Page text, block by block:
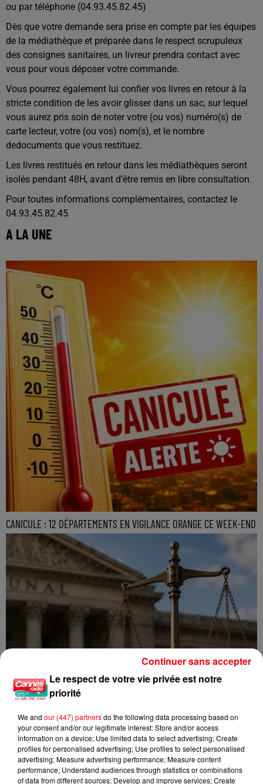
ou par téléphone (04.93.45.82.45)
Dès que votre demande sera prise en compte par les équipes
de la médiathèque et préparée dans le respect scrupuleux
des consignes sanitaires, un livreur prendra contact avec
vous pour vous déposer votre commande.
Vous pourrez également lui confier vos livres en retour à la
stricte condition de les avoir glisser dans un sac, sur lequel
vous aurez pris soin de noter votre (ou vos) numéro(s) de
carte lecteur, votre (ou vos) nom(s), et le nombre
dedocuments que vous restituez.
Les livres restitués en retour dans les médiathèques seront
isolés pendant 48H, avant d’être remis en libre consultation.
Pour toutes informations complémentaires, contactez le
04.93.45.82.45
A LA UNE
CANICULE : 12 DÉPARTEMENTS EN VIGILANCE ORANGE CE WEEK-END
Le respect de votre vie privée est notre
priorité
We and our (447) partnersdo the following data processing based on
your consent and/or our legitimate interest: Store and/or access
information on a device; Use limited data to select advertising; Create
profiles for personalised advertising; Use profiles to select personalised
advertising; Measure advertising performance; Measure content
performance; Understand audiences through statistics or combinations
of data from different sources; Develop and improve services; Create
Continuer sans accepter